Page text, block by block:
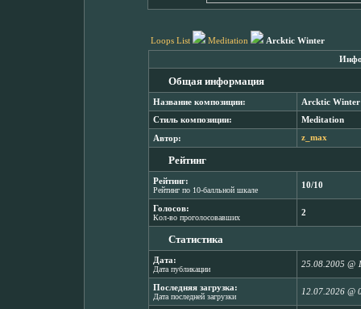
Loops List Meditation Arcktic Winter
Общая информация
Название композиции: Arcktic Winter
Стиль композиции: Meditation
Автор: z_max
Рейтинг
Рейтинг:
Рейтинг по 10-балльной шкале
10/10
Голосов:
Кол-во проголосовавших
2
Статистика
Дата:
Дата публикации
25.08.2005 @
Последняя загрузка:
Дата последней загрузки
12.07.2026 @